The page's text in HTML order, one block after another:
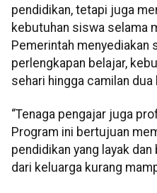
pendidikan, tetapi juga
kebutuhan siswa selama
Pemerintah menyediakan
perlengkapan belajar,
sehari hingga camilan
“Tenaga pengajar juga
Program ini bertujuan
pendidikan yang layak
dari keluarga kurang